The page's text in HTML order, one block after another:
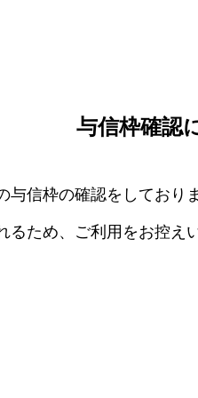
与信枠確認
与信枠の確認をしており
ため、ご利用をお控え